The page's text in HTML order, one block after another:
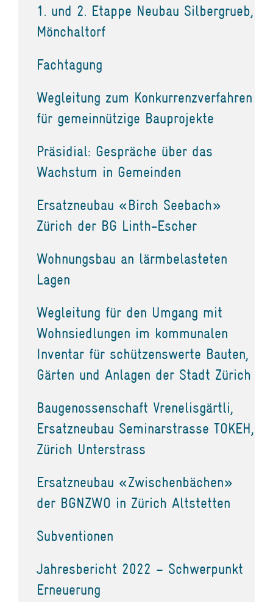
1. und 2. Etappe Neubau Silbergrueb,
Mönchaltorf
Fachtagung
Wegleitung zum Konkurrenzverfahren
für gemeinnützige Bauprojekte
Präsidial: Gespräche über das
Wachstum in Gemeinden
Ersatzneubau «Birch Seebach»
Zürich der BG Linth-Escher
Wohnungsbau an lärmbelasteten
Lagen
Wegleitung für den Umgang mit
Wohnsiedlungen im kommunalen
Inventar für schützenswerte Bauten,
Gärten und Anlagen der Stadt Zürich
Baugenossenschaft Vrenelisgärtli,
Ersatzneubau Seminarstrasse TOKEH,
Zürich Unterstrass
Ersatzneubau «Zwischenbächen»
der BGNZWO in Zürich Altstetten
Subventionen
Jahresbericht 2022 – Schwerpunkt
Erneuerung